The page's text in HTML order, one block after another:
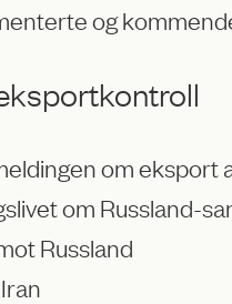
og
om eksport
om Russland-
Russland